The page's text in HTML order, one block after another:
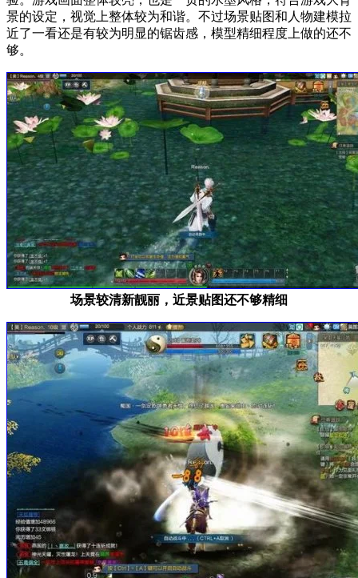
景的设定，视觉上整体较为和谐。不过场景贴图和人物建模拉
近了一看还是有较为明显的锯齿感，模型精细程度上做的还不
够。
场景较清新靓丽，近景贴图还不够精细